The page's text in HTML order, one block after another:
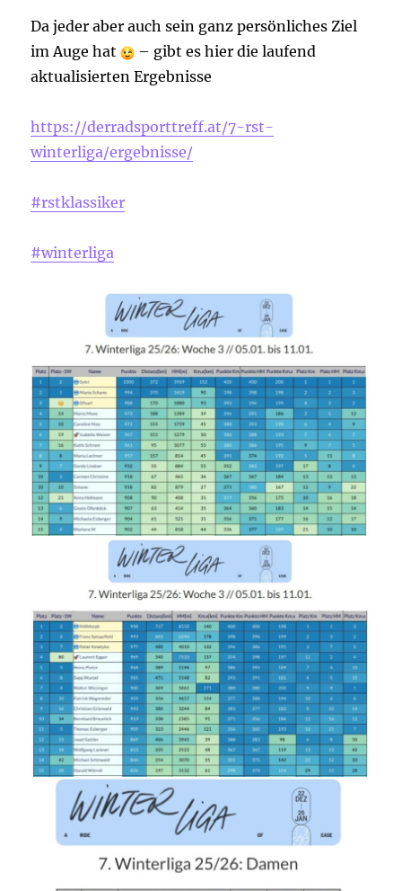
Da jeder aber auch sein ganz persönliches Ziel
im Auge hat
– gibt es hier die laufend
aktualisierten Ergebnisse
https://derradsporttreff.at/7-rst-
winterliga/ergebnisse/
#rstklassiker
#winterliga